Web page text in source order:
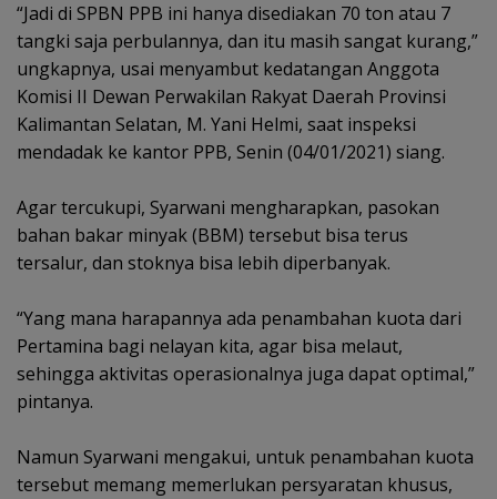
“Jadi di SPBN PPB ini hanya disediakan 70 ton atau 7
tangki saja perbulannya, dan itu masih sangat kurang,”
ungkapnya, usai menyambut kedatangan Anggota
Komisi II Dewan Perwakilan Rakyat Daerah Provinsi
Kalimantan Selatan, M. Yani Helmi, saat inspeksi
mendadak ke kantor PPB, Senin (04/01/2021) siang.
Agar tercukupi, Syarwani mengharapkan, pasokan
bahan bakar minyak (BBM) tersebut bisa terus
tersalur, dan stoknya bisa lebih diperbanyak.
“Yang mana harapannya ada penambahan kuota dari
Pertamina bagi nelayan kita, agar bisa melaut,
sehingga aktivitas operasionalnya juga dapat optimal,”
pintanya.
Namun Syarwani mengakui, untuk penambahan kuota
tersebut memang memerlukan persyaratan khusus,